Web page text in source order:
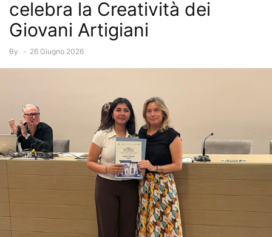
celebra la Creatività dei
Giovani Artigiani
By - 26 Giugno 2026